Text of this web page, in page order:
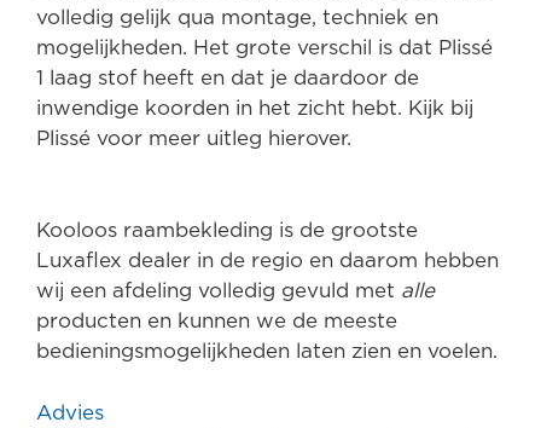
volledig gelijk qua montage, techniek en
mogelijkheden. Het grote verschil is dat Plissé
1 laag stof heeft en dat je daardoor de
inwendige koorden in het zicht hebt. Kijk bij
Plissé voor meer uitleg hierover.
Kooloos raambekleding is de grootste
Luxaflex dealer in de regio en daarom hebben
wij een afdeling volledig gevuld met alle
producten en kunnen we de meeste
bedieningsmogelijkheden laten zien en voelen.
Advies